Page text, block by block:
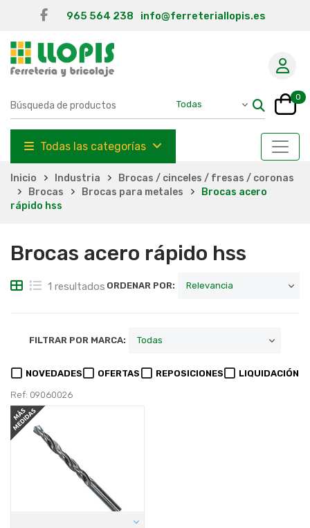
965 564 238 info@ferreteriallopis.es
0
Todas las categorías
Inicio Industria
Brocas / cinceles / fresas / coronas
Brocas
Brocas para metales
Brocas acero
rápido hss
Brocas acero rápido hss
1 resultados ORDENAR POR:
FILTRAR POR MARCA:
NOVEDADES OFERTAS REPOSICIONES LIQUIDACIÓN
Ref: 09060026